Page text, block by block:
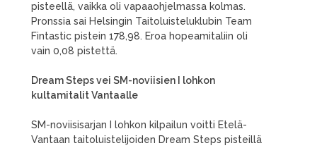
pisteellä, vaikka oli vapaaohjelmassa kolmas.
Pronssia sai Helsingin Taitoluisteluklubin Team
Fintastic pistein 178,98. Eroa hopeamitaliin oli
vain 0,08 pistettä.
Dream Steps vei SM-noviisien I lohkon
kultamitalit Vantaalle
SM-noviisisarjan I lohkon kilpailun voitti Etelä-
Vantaan taitoluistelijoiden Dream Steps pisteillä